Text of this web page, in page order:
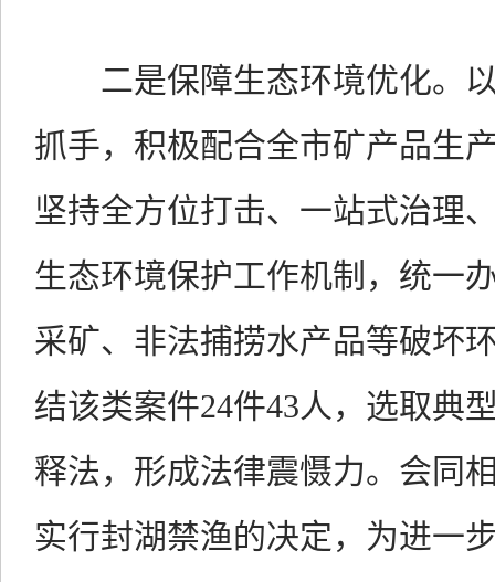
二是保障生态环境优化。以
抓手，积极配合全市矿产品生
坚持全方位打击、一站式治理
生态环境保护工作机制，统一
采矿、非法捕捞水产品等破坏
结该类案件24件43人，选取典
释法，形成法律震慑力。会同
实行封湖禁渔的决定，为进一